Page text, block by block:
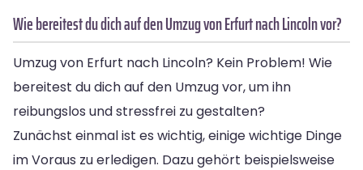
Wie bereitest du dich auf den Umzug von Erfurt nach Lincoln vor?
Umzug von Erfurt nach Lincoln? Kein Problem! Wie
bereitest du dich auf den Umzug vor, um ihn
reibungslos und stressfrei zu gestalten?
Zunächst einmal ist es wichtig, einige wichtige Dinge
im Voraus zu erledigen. Dazu gehört beispielsweise